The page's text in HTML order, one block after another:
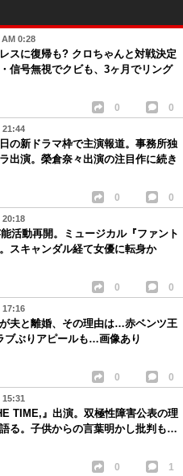
AM 0:28
スに復帰も? クロちゃんと対戦決定
信号無視でクビも、3ヶ月でリング
0 0
21:44
の新ドラマ枠で主演報道。事務所独
出演。榮倉奈々出演の注目作に続き
0 0
20:18
活動再開。ミュージカル『ファント
スキャンダル経て女優に転身か
0 0
17:16
夫と離婚、その理由は…赤ベンツ王
ブぶりアピールも…画像あり
0 0
15:31
TIME,』出演。双極性障害公表の理
る。子供からの言葉明かし批判も…
0 1